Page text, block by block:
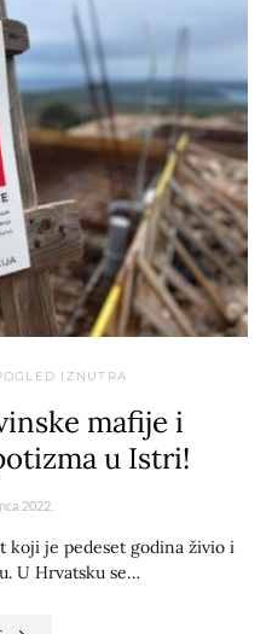
IZNUTRA
mafije i
u Istri!
2022.
koji je pedeset godina živio i
U Hrvatsku se…